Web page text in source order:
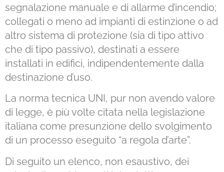
segnalazione manuale e di allarme d’incendio;
collegati o meno ad impianti di estinzione o ad
altro sistema di protezione (sia di tipo attivo
che di tipo passivo), destinati a essere
installati in edifici, indipendentemente dalla
destinazione d’uso.
La norma tecnica UNI, pur non avendo valore
di legge, è più volte citata nella legislazione
italiana come presunzione dello svolgimento
di un processo eseguito “a regola d’arte”.
Di seguito un elenco, non esaustivo, dei